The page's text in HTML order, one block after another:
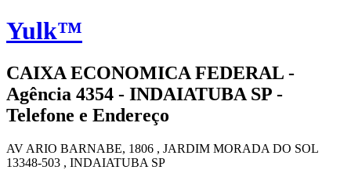
Yulk™
CAIXA ECONOMICA FEDERAL -
Agência 4354 - INDAIATUBA SP -
Telefone e Endereço
AV ARIO BARNABE, 1806 , JARDIM MORADA DO SOL
13348-503 , INDAIATUBA SP